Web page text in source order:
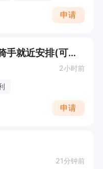
申请
开封市区/外卖骑手 送餐骑手就近安排(可预支)
2小时前
申请
21分钟前